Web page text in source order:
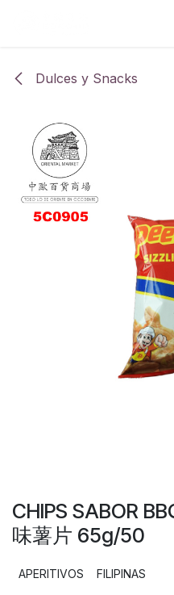
Dulces y Snacks
CHIPS SABOR
味薯片 65g/50
APERITIVOS FILIPINAS